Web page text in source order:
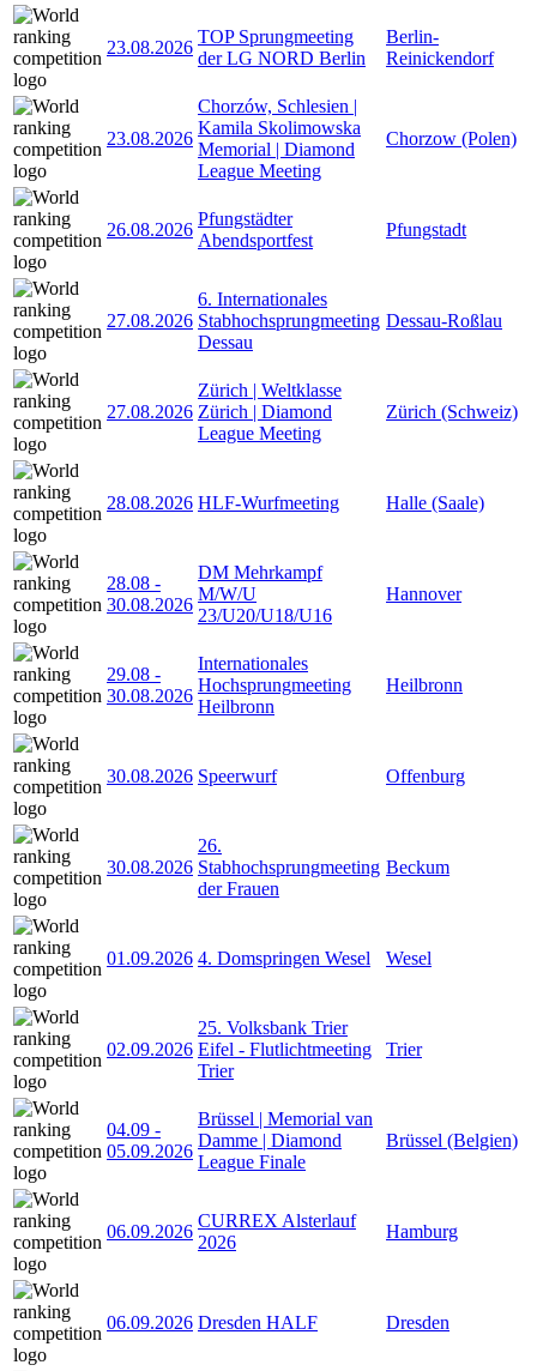
23.08.2026
TOP Sprungmeeting
der LG NORD Berlin
Berlin-
Reinickendorf
23.08.2026
Chorzów, Schlesien |
Kamila Skolimowska
Memorial | Diamond
League Meeting
Chorzow (Polen)
26.08.2026
Pfungstädter
Abendsportfest
Pfungstadt
27.08.2026
6. Internationales
Stabhochsprungmeeting
Dessau
Dessau-Roßlau
27.08.2026
Zürich | Weltklasse
Zürich | Diamond
League Meeting
Zürich (Schweiz)
28.08.2026 HLF-Wurfmeeting Halle (Saale)
28.08 -
30.08.2026
DM Mehrkampf
M/W/U
23/U20/U18/U16
Hannover
29.08 -
30.08.2026
Internationales
Hochsprungmeeting
Heilbronn
Heilbronn
30.08.2026 Speerwurf Offenburg
30.08.2026
26.
Stabhochsprungmeeting
der Frauen
Beckum
01.09.2026 4. Domspringen Wesel Wesel
02.09.2026
25. Volksbank Trier
Eifel - Flutlichtmeeting
Trier
Trier
04.09 -
05.09.2026
Brüssel | Memorial van
Damme | Diamond
League Finale
Brüssel (Belgien)
06.09.2026
CURREX Alsterlauf
2026
Hamburg
06.09.2026 Dresden HALF Dresden